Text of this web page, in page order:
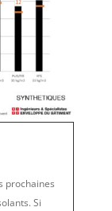
prochaines
Si